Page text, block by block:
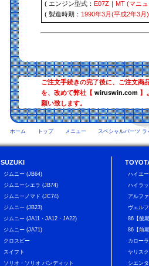
( エンジン型式： E07Z｜ MT (マニ
( 製造時期： 1990年3月(平成2年3月)
ご注文手続きの完了後に、ご注文商
を、改めて弊社【 wiruswin.com】
願い致します。
ホーム トップ メニュー スペシャルパーツ ラ
SUZUKI
ジムニー (JB64)
ジムニーシエラ (JB74)
ジムニーノマド (JC74)
ジムニー (JB23)
ジムニー (JA11・JA12・JA22)
ジムニー (JA71)
クロスビー
スイフト
ソリオ・ソリオ バンディット
ハイエ
ハイラ
アルフ
ヴェル
86【後
86【前
カロー
ヤリス
シエンタ